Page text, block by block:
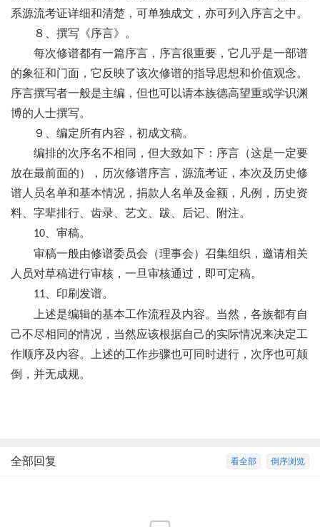
系源流考证详细和清楚，可单独成文，亦可列入序言之中。
８、撰写《序言》。
每次修谱都有一篇序言，序言很重要，它几乎是一部谱
的象征和门面，它反映了该次修谱的指导思想和价值观念。
序言撰写者一般是主编，但也可以请本族德高望重或学识渊
博的人士撰写。
９、编定所有内容，初成文稿。
编排的次序名不相同，但大致如下：序言（这是一定要
放在最前面的），历次修谱序言，源流考证，本次及历史修
谱人员名单和基本情况，捐款人名单及金额，凡例，历史资
料、字辈排行、齿录、艺文、跋、后记、附注。
10 、审稿。
审稿一般由修谱委员会（理事会）召集组织，邀请相关
人员对草稿进行审核，一旦审核通过，即可定稿。
11 、印刷发谱。
上述是编辑的基本工作流程及内容。当然，各族都有自
己不尽相同的情况，当然应该根据自己的实际情况来决定工
作顺序及内容。上述的工作步骤也可同时进行，次序也可颠
倒，并无成规。
倒序浏览
看全部
全部回复